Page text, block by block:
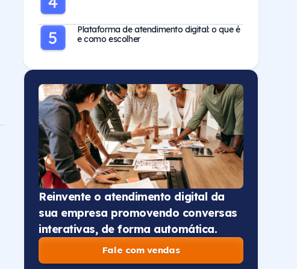
Plataforma de atendimento digital: o que é
e como escolher
Reinvente o atendimento digital da
sua empresa promovendo conversas
interativas, de forma automática.
Fale com vendas